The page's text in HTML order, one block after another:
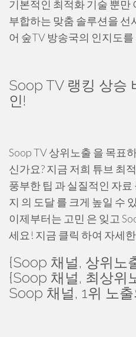
기본적인 최적화 기술 뿐만
부합하는 맞춤 솔루션을 선
어 숲TV 방송국의 인지도
Soop TV 랭킹 상승
인!
Soop TV 상위노출 을 목표
신가요? 지금 저희 튜브 최
풍부한 팁 과 실질적인 자
지 의 도달 를 크게 높일 수
이제부터는 고민 은 잊고
세요! 지금 클릭 하여 자세
{Soop 채널, 상위노
{Soop 채널, 최상위
Soop 채널, 1위 노